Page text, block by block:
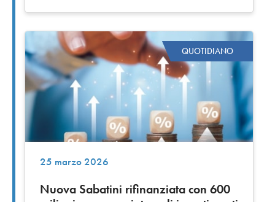
QUOTIDIANO
25 marzo 2026
Nuova Sabatini rifinanziata con 600